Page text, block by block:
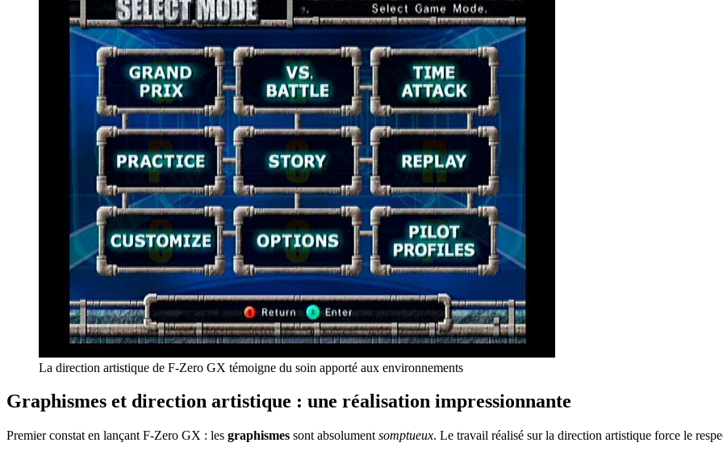
La direction artistique de F-Zero GX témoigne du soin apporté aux environnements
Graphismes et direction artistique : une réalisation impressionnante
Premier constat en lançant F-Zero GX : les graphismes sont absolument somptueux. Le travail réalisé sur la direction artistique force le